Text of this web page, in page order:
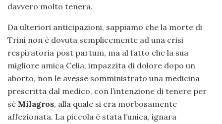
davvero molto tenera.
Da ulteriori anticipazioni, sappiamo che la morte di
Trini non è dovuta semplicemente ad una crisi
respiratoria post partum, ma al fatto che la sua
migliore amica Celia, impazzita di dolore dopo un
aborto, non le avesse somministrato una medicina
prescritta dal medico, con l’intenzione di tenere per
sé Milagros, alla quale si era morbosamente
affezionata. La piccola è stata l’unica, ignara